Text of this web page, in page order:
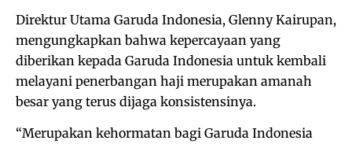
Direktur Utama Garuda Indonesia, Glenny Kairupan,
mengungkapkan bahwa kepercayaan yang
diberikan kepada Garuda Indonesia untuk kembali
melayani penerbangan haji merupakan amanah
besar yang terus dijaga konsistensinya.
“Merupakan kehormatan bagi Garuda Indonesia